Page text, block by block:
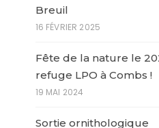
Breuil
16 FÉVRIER 2025
Fête de la nature le
refuge LPO à Combs !
19 MAI 2024
Sortie ornithologique